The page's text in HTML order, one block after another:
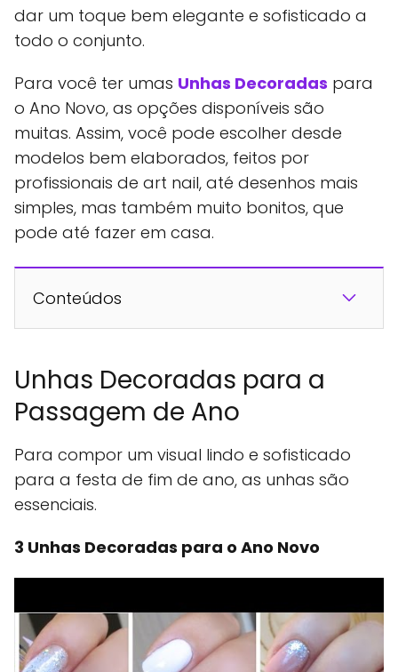
dar um toque bem elegante e sofisticado a
todo o conjunto.
Para você ter umas Unhas Decoradas para
o Ano Novo, as opções disponíveis são
muitas. Assim, você pode escolher desde
modelos bem elaborados, feitos por
profissionais de art nail, até desenhos mais
simples, mas também muito bonitos, que
pode até fazer em casa.
Conteúdos
Unhas Decoradas para a
Passagem de Ano
Para compor um visual lindo e sofisticado
para a festa de fim de ano, as unhas são
essenciais.
3 Unhas Decoradas para o Ano Novo